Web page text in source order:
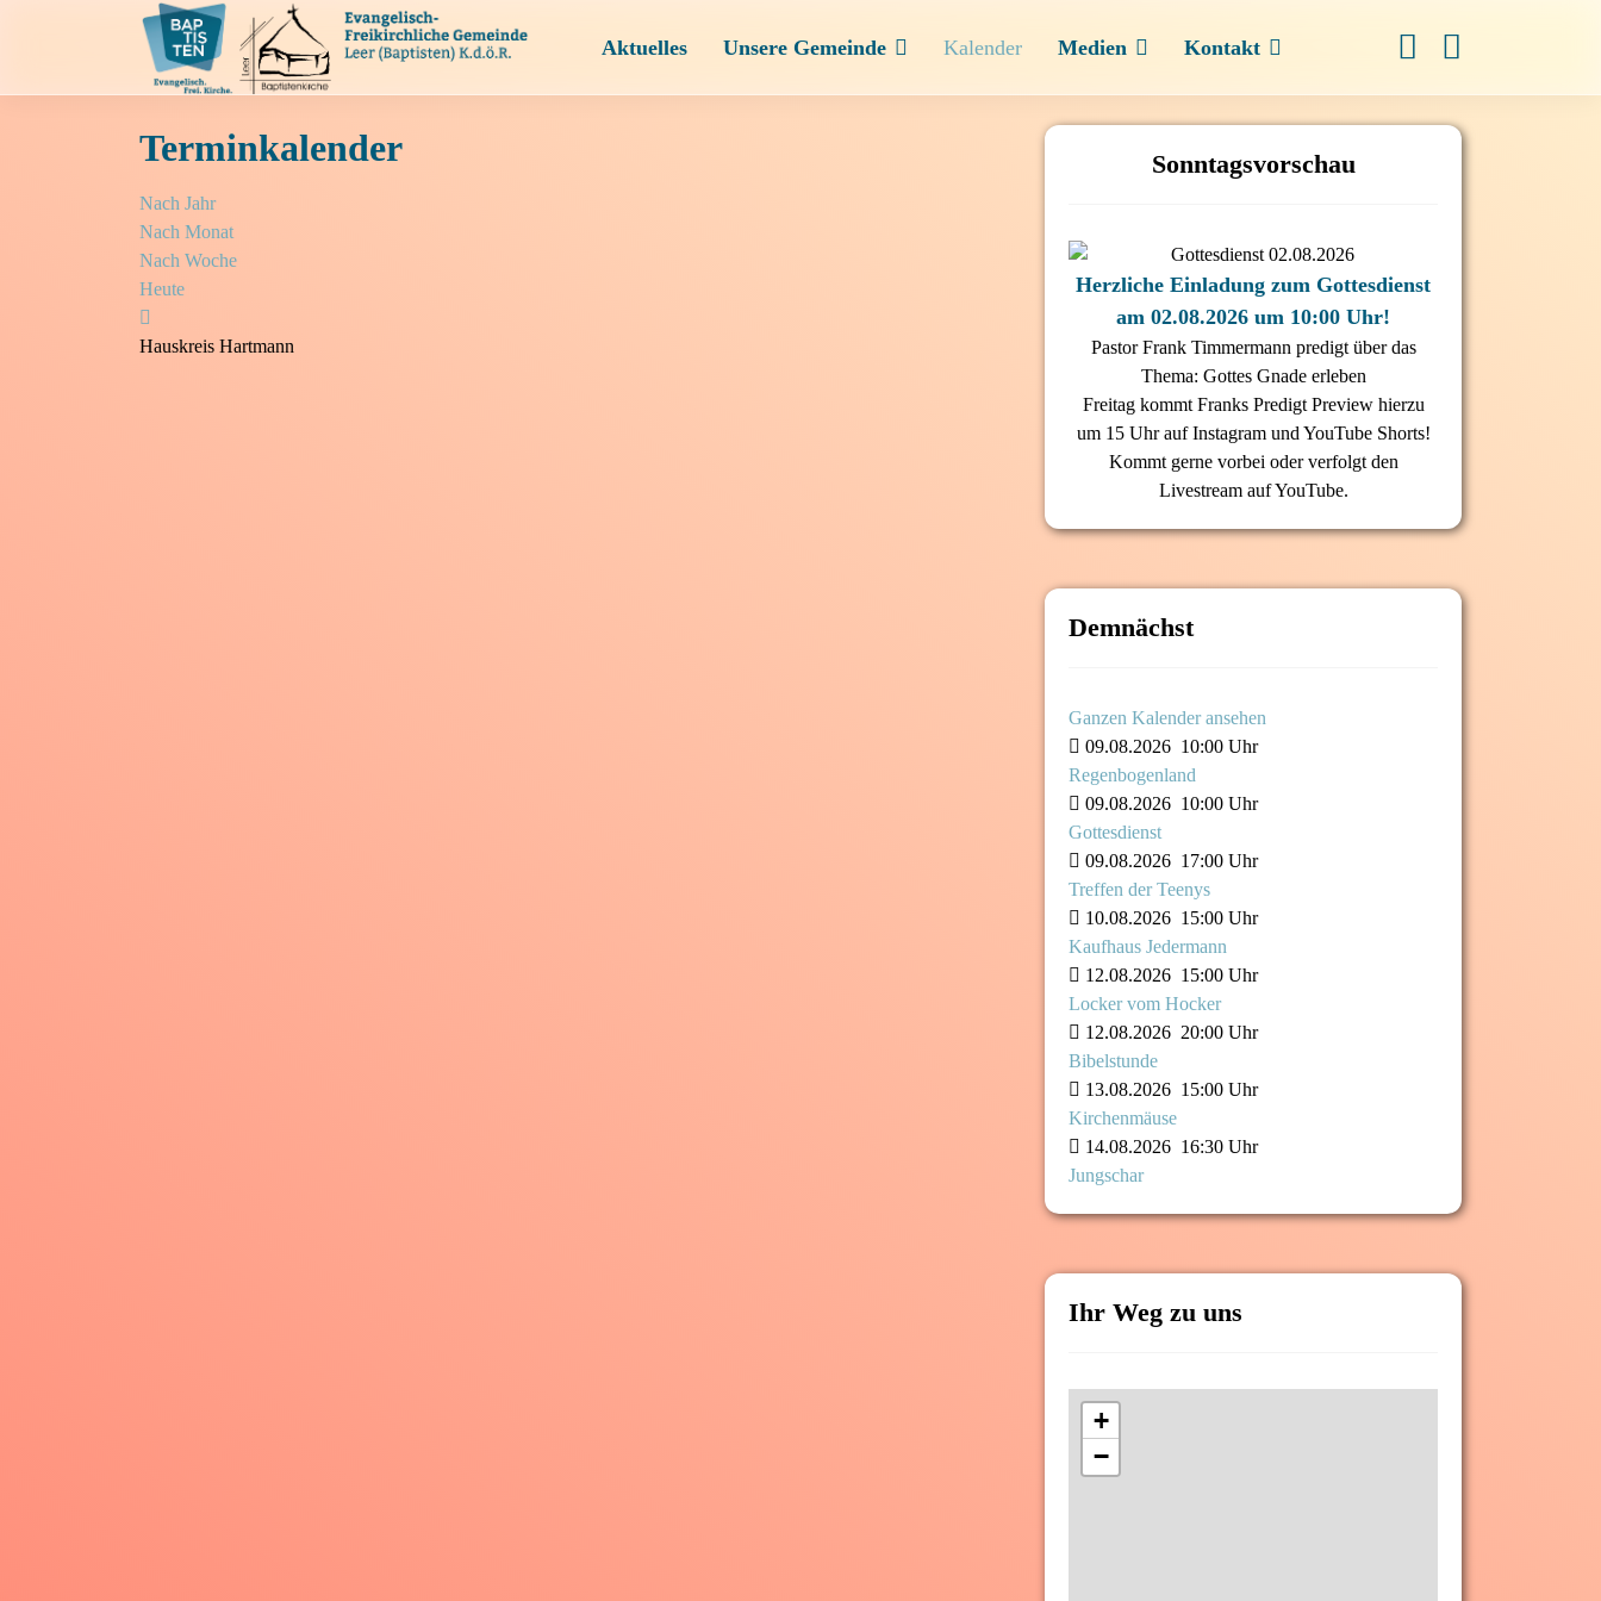
Aktuelles Unsere Gemeinde Kalender Medien Kontakt
Terminkalender
Nach Jahr
Nach Monat
Nach Woche
Heute
Hauskreis Hartmann
Sonntagsvorschau
Herzliche Einladung zum Gottesdienst
am 02.08.2026 um 10:00 Uhr!
Pastor Frank Timmermann predigt über das
Thema: Gottes Gnade erleben
Freitag kommt Franks Predigt Preview hierzu
um 15 Uhr auf Instagram und YouTube Shorts!
Kommt gerne vorbei oder verfolgt den
Livestream auf YouTube.
Demnächst
Ganzen Kalender ansehen
09.08.2026 10:00 Uhr
Regenbogenland
09.08.2026 10:00 Uhr
Gottesdienst
09.08.2026 17:00 Uhr
Treffen der Teenys
10.08.2026 15:00 Uhr
Kaufhaus Jedermann
12.08.2026 15:00 Uhr
Locker vom Hocker
12.08.2026 20:00 Uhr
Bibelstunde
13.08.2026 15:00 Uhr
Kirchenmäuse
14.08.2026 16:30 Uhr
Jungschar
Ihr Weg zu uns
+
−